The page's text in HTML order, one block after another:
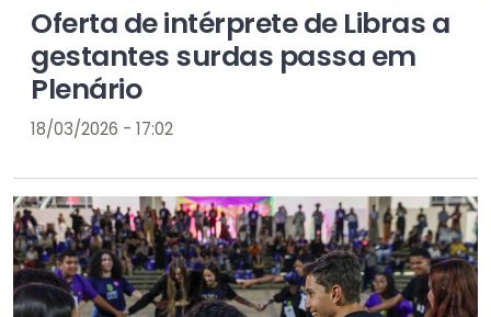
Oferta de intérprete de Libras a
gestantes surdas passa em
Plenário
18/03/2026 - 17:02